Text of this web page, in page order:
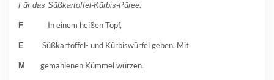
Für das Süßkartoffel-Kürbis-Püree:
F In einem heißen Topf,
E Süßkartoffel- und Kürbiswürfel geben. Mit
M gemahlenen Kümmel würzen.